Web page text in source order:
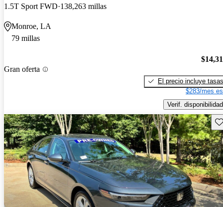
1.5T Sport FWD 138,263 millas
Monroe, LA
79 millas
Gran oferta
El precio incluye tasas
$283/mes
Verif. disponibilidad